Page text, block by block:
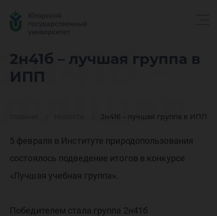
2н41б – лучшая группа в
ИПП
2н41б – лучшая группа в ИПП
2н41б –
лучшая
группа в
ИПП
5 февраля в Институте природопользования
состоялось подведение итогов в конкурсе
«Лучшая учебная группа».
Победителем стала группа 2н41б